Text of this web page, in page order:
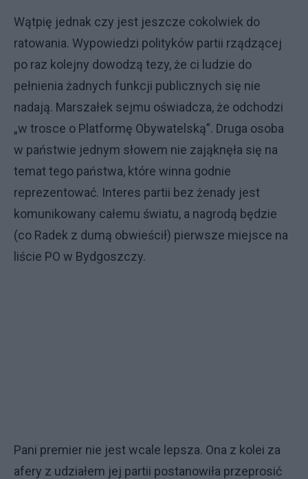
Wątpię jednak czy jest jeszcze cokolwiek do
ratowania. Wypowiedzi polityków partii rządzącej
po raz kolejny dowodzą tezy, że ci ludzie do
pełnienia żadnych funkcji publicznych się nie
nadają. Marszałek sejmu oświadcza, że odchodzi
„w trosce o Platformę Obywatelską”. Druga osoba
w państwie jednym słowem nie zająknęła się na
temat tego państwa, które winna godnie
reprezentować. Interes partii bez żenady jest
komunikowany całemu światu, a nagrodą będzie
(co Radek z dumą obwieścił) pierwsze miejsce na
liście PO w Bydgoszczy.
Pani premier nie jest wcale lepsza. Ona z kolei za
afery z udziałem jej partii postanowiła przeprosić